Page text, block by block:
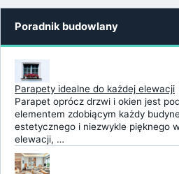
Poradnik budowlany
Parapety idealne do każdej elewacji
Parapet oprócz drzwi i okien jest
elementem zdobiącym każdy
estetycznego i niezwykle pięknego
elewacji, …